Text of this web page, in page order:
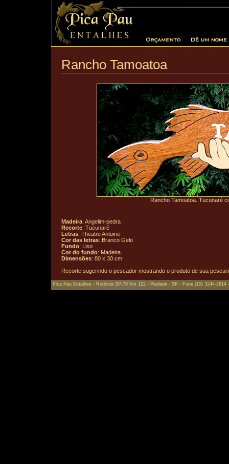
Rancho Tamoatoa
Rancho Tamoatoa. Tucunaré
Madeira: Angelim-pedra
Recorte: Tucunaré
Letras: Theatre Antoine
Cor das letras: Branco Gelo
Fundo: Liso
Cor do fundo: Madeira
Dimensões: 80 x 30 cm
Recorte sugerindo o pescador mostrando o produto de sua
Pica Pau Entalhes - Rodovia SP-79 Km 122 - Piedade - SP - Fone (15) 3244-2614